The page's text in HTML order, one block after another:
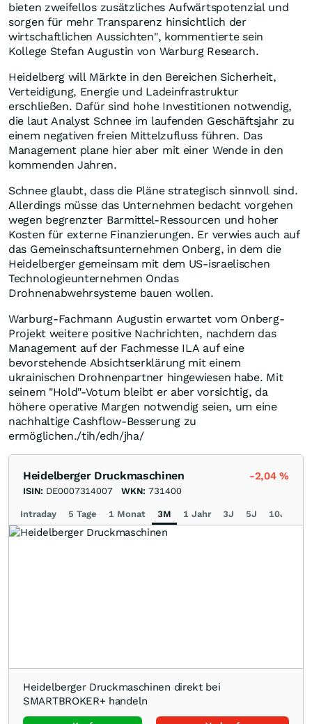
bieten zweifellos zusätzliches Aufwärtspotenzial und
sorgen für mehr Transparenz hinsichtlich der
wirtschaftlichen Aussichten", kommentierte sein
Kollege Stefan Augustin von Warburg Research.
Heidelberg will Märkte in den Bereichen Sicherheit,
Verteidigung, Energie und Ladeinfrastruktur
erschließen. Dafür sind hohe Investitionen notwendig,
die laut Analyst Schnee im laufenden Geschäftsjahr zu
einem negativen freien Mittelzufluss führen. Das
Management plane hier aber mit einer Wende in den
kommenden Jahren.
Schnee glaubt, dass die Pläne strategisch sinnvoll sind.
Allerdings müsse das Unternehmen bedacht vorgehen
wegen begrenzter Barmittel-Ressourcen und hoher
Kosten für externe Finanzierungen. Er verwies auch auf
das Gemeinschaftsunternehmen Onberg, in dem die
Heidelberger gemeinsam mit dem US-israelischen
Technologieunternehmen Ondas
Drohnenabwehrsysteme bauen wollen.
Warburg-Fachmann Augustin erwartet vom Onberg-
Projekt weitere positive Nachrichten, nachdem das
Management auf der Fachmesse ILA auf eine
bevorstehende Absichtserklärung mit einem
ukrainischen Drohnenpartner hingewiesen habe. Mit
seinem "Hold"-Votum bleibt er aber vorsichtig, da
höhere operative Margen notwendig seien, um eine
nachhaltige Cashflow-Besserung zu
ermöglichen./tih/edh/jha/
Heidelberger Druckmaschinen -2,04%
ISIN: DE0007314007 WKN: 731400
Intraday 5 Tage 1 Monat 3M 1 Jahr 3J 5J 10J
Heidelberger Druckmaschinen direkt bei
SMARTBROKER+ handeln